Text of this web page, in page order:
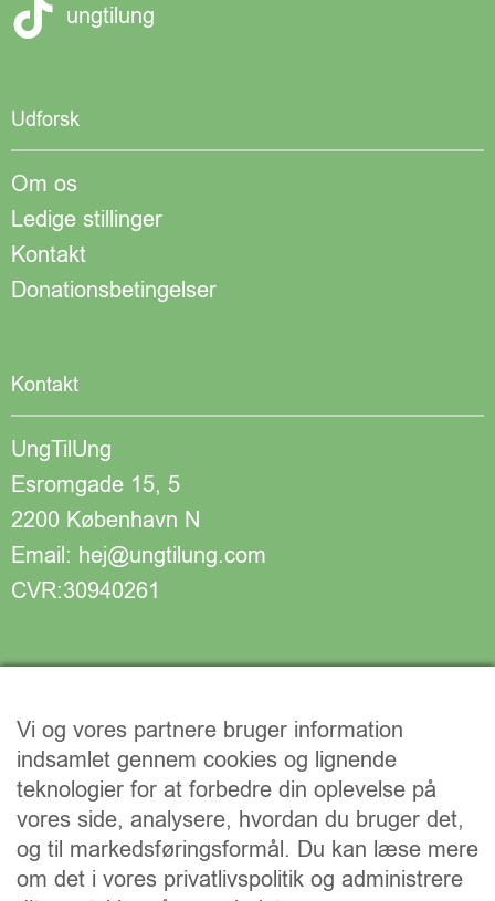
ungtilung
Udforsk
Om os
Ledige stillinger
Kontakt
Donationsbetingelser
Kontakt
UngTilUng
Esromgade 15, 5
2200 København N
Email: hej@ungtilung.com
CVR:30940261
Vi og vores partnere bruger information
indsamlet gennem cookies og lignende
teknologier for at forbedre din oplevelse på
vores side, analysere, hvordan du bruger det,
og til markedsføringsformål. Du kan læse mere
om det i vores privatlivspolitik og administrere